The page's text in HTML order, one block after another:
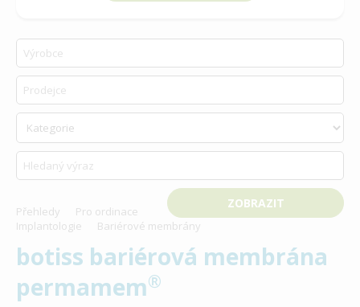
Přehledy
Pro ordinace
Implantologie
Bariérové membrány
botiss bariérová membrána
permamem®